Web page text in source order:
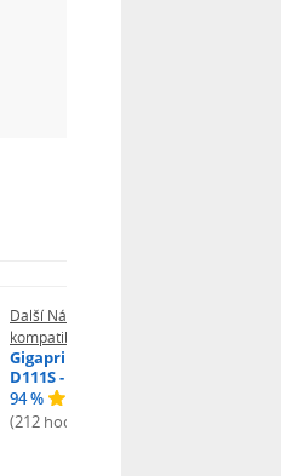
Další Náplně a tonery -
kompatibilní
Gigaprint Samsung MLT-
D111S - kompatibilní
94 %
(212 hodnocení)